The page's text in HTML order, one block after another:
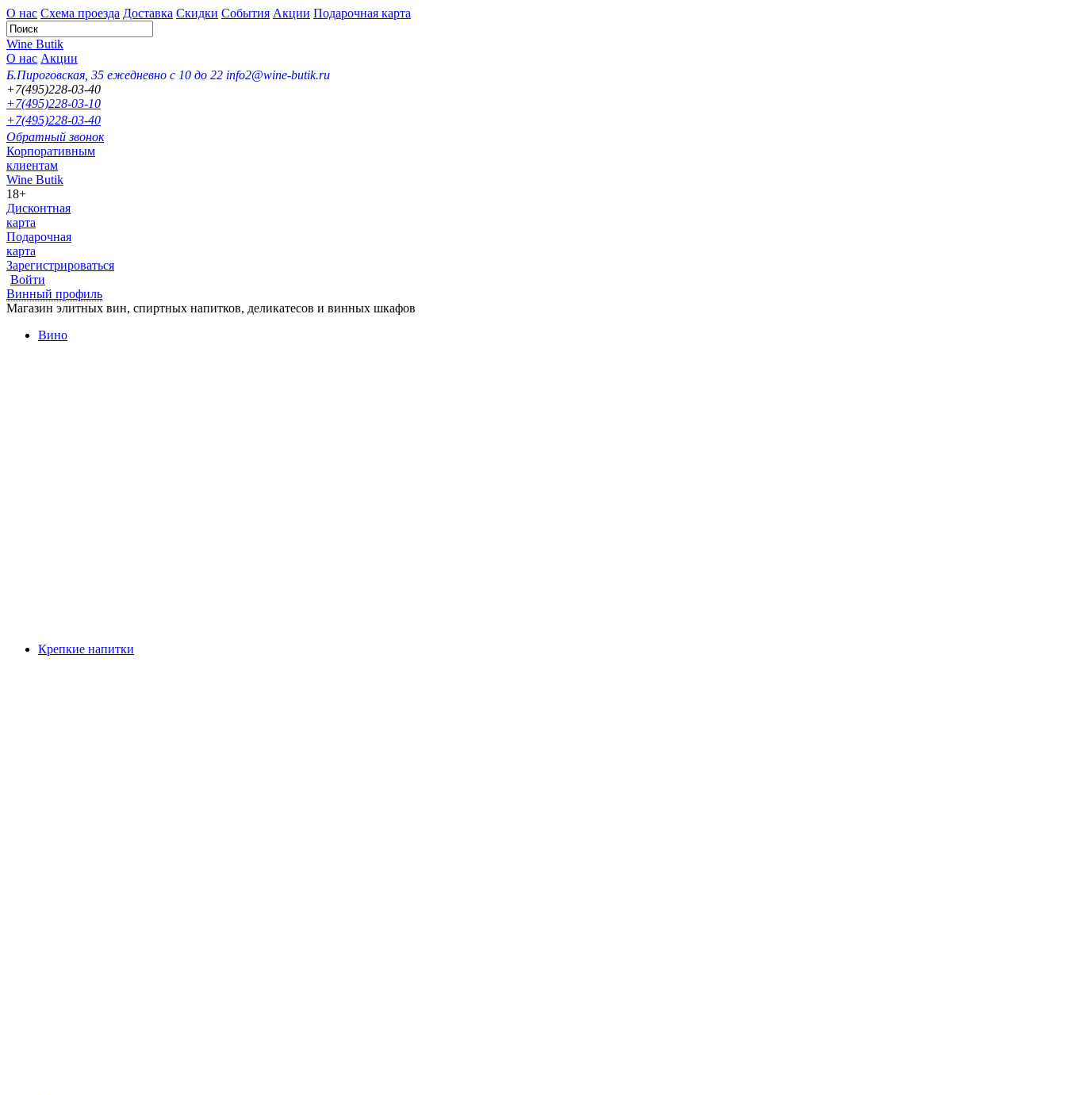
О нас Схема проезда Доставка Скидки События Акции Подарочная карта
Wine Butik
О нас Акции
Б.Пироговская, 35 ежедневно с 10 до 22 info2@wine-butik.ru
+7(495)228-03-40
+7(495)228-03-10
+7(495)228-03-40
Обратный звонок
Корпоративным
клиентам
Wine Butik
18+
Дисконтная
карта
Подарочная
карта
Зарегистрироваться
Войти
Винный профиль
Магазин элитных вин, спиртных напитков, деликатесов и винных шкафов
Вино
Крепкие напитки